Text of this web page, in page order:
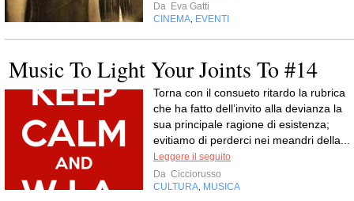
Da Eva Gatti
CINEMA EVENTI
Music To Light Your Joints To #14
Torna con il consueto ritardo la rubrica
che ha fatto dell’invito alla devianza la
sua principale ragione di esistenza;
evitiamo di perderci nei meandri della...
Leggere il seguito
Da Cicciorusso
CULTURA MUSICA